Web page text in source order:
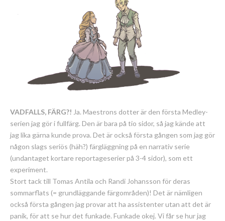
VADFALLS, FÄRG?! Ja. Maestrons dotter är den första Medley-
serien jag gör i fullfärg. Den är bara på tio sidor, så jag kände att
jag lika gärna kunde prova. Det är också första gången som jag gör
någon slags seriös (häh?) färgläggning på en narrativ serie
(undantaget kortare reportageserier på 3-4 sidor), som ett
experiment.
Stort tack till Tomas Antila och Randi Johansson för deras
sommarflats (= grundläggande färgområden)! Det är nämligen
också första gången jag provar att ha assistenter utan att det är
panik, för att se hur det funkade. Funkade okej. Vi får se hur jag